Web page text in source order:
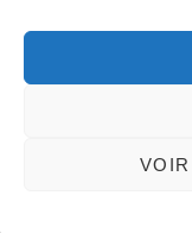
Liens vers
© 2023 – Un